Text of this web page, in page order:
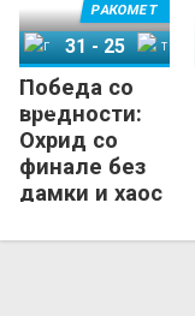
Победа со
вредности:
Охрид со
финале без
дамки и хаос
страст и со
РАКОМЕТ
ГРК Охрид
31-25